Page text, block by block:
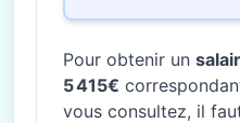
Pour obtenir un
5 415€
vous consultez, il